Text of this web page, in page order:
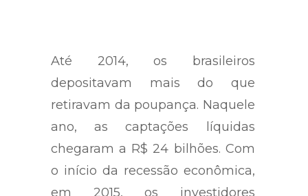
Até 2014, os brasileiros
depositavam mais do que
retiravam da poupança. Naquele
ano, as captações líquidas
chegaram a R$ 24 bilhões. Com
o início da recessão econômica,
em 2015, os investidores